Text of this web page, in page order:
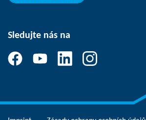
Sledujte nás na